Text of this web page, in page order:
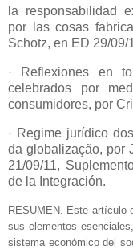
la responsabilidad
por las cosas
Schotz, en ED 29/09/
· Reflexiones en
celebrados por
consumidores, por
· Regime jurídico
da globalização, por
21/09/11,
de la Integración.
RESUMEN. Este artículo
sus elementos
sistema económico del